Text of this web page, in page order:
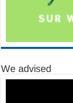
We advised